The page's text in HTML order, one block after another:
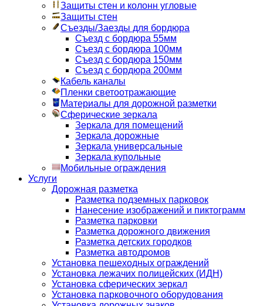
Защиты стен и колонн угловые
Защиты стен
Съезды/Заезды для бордюра
Съезд с бордюра 55мм
Съезд с бордюра 100мм
Съезд с бордюра 150мм
Съезд с бордюра 200мм
Кабель каналы
Пленки светоотражающие
Материалы для дорожной разметки
Сферические зеркала
Зеркала для помещений
Зеркала дорожные
Зеркала универсальные
Зеркала купольные
Мобильные ограждения
Услуги
Дорожная разметка
Разметка подземных парковок
Нанесение изображений и пиктограмм
Разметка парковки
Разметка дорожного движения
Разметка детских городков
Разметка автодромов
Установка пешеходных ограждений
Установка лежачих полицейских (ИДН)
Установка сферических зеркал
Установка парковочного оборудования